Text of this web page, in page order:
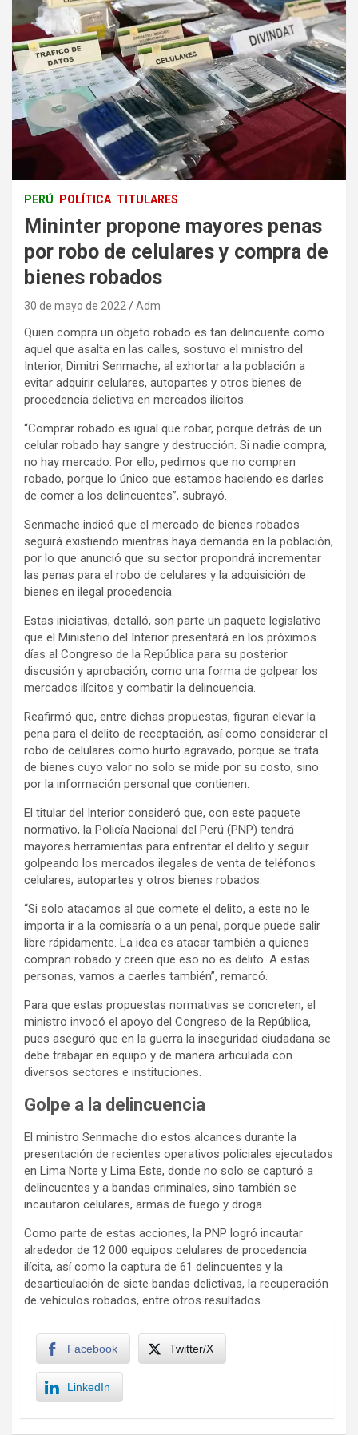
PERÚ POLÍTICA TITULARES
Mininter propone mayores penas
por robo de celulares y compra de
bienes robados
30 de mayo de 2022 Adm
Quien compra un objeto robado es tan delincuente como
aquel que asalta en las calles, sostuvo el ministro del
Interior, Dimitri Senmache, al exhortar a la población a
evitar adquirir celulares, autopartes y otros bienes de
procedencia delictiva en mercados ilícitos.
“Comprar robado es igual que robar, porque detrás de un
celular robado hay sangre y destrucción. Si nadie compra,
no hay mercado. Por ello, pedimos que no compren
robado, porque lo único que estamos haciendo es darles
de comer a los delincuentes”, subrayó.
Senmache indicó que el mercado de bienes robados
seguirá existiendo mientras haya demanda en la población,
por lo que anunció que su sector propondrá incrementar
las penas para el robo de celulares y la adquisición de
bienes en ilegal procedencia.
Estas iniciativas, detalló, son parte un paquete legislativo
que el Ministerio del Interior presentará en los próximos
días al Congreso de la República para su posterior
discusión y aprobación, como una forma de golpear los
mercados ilícitos y combatir la delincuencia.
Reafirmó que, entre dichas propuestas, figuran elevar la
pena para el delito de receptación, así como considerar el
robo de celulares como hurto agravado, porque se trata
de bienes cuyo valor no solo se mide por su costo, sino
por la información personal que contienen.
El titular del Interior consideró que, con este paquete
normativo, la Policía Nacional del Perú (PNP) tendrá
mayores herramientas para enfrentar el delito y seguir
golpeando los mercados ilegales de venta de teléfonos
celulares, autopartes y otros bienes robados.
“Si solo atacamos al que comete el delito, a este no le
importa ir a la comisaría o a un penal, porque puede salir
libre rápidamente. La idea es atacar también a quienes
compran robado y creen que eso no es delito. A estas
personas, vamos a caerles también”, remarcó.
Para que estas propuestas normativas se concreten, el
ministro invocó el apoyo del Congreso de la República,
pues aseguró que en la guerra la inseguridad ciudadana se
debe trabajar en equipo y de manera articulada con
diversos sectores e instituciones.
Golpe a la delincuencia
El ministro Senmache dio estos alcances durante la
presentación de recientes operativos policiales ejecutados
en Lima Norte y Lima Este, donde no solo se capturó a
delincuentes y a bandas criminales, sino también se
incautaron celulares, armas de fuego y droga.
Como parte de estas acciones, la PNP logró incautar
alrededor de 12 000 equipos celulares de procedencia
ilícita, así como la captura de 61 delincuentes y la
desarticulación de siete bandas delictivas, la recuperación
de vehículos robados, entre otros resultados.
Facebook Twitter/X
LinkedIn